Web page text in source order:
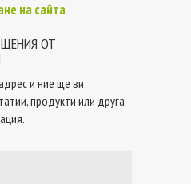
на сайта
ОТ
и ние ще ви
продукти или друга